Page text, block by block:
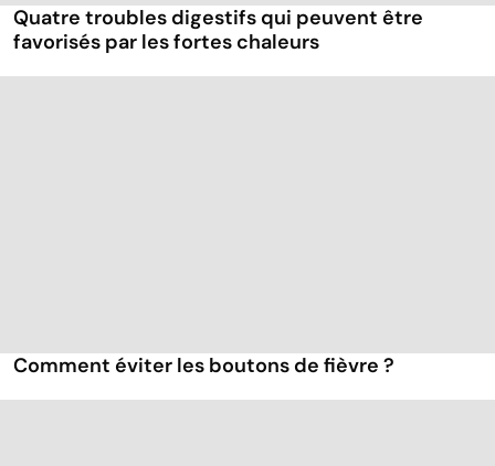
Quatre troubles digestifs qui peuvent être
favorisés par les fortes chaleurs
Comment éviter les boutons de fièvre ?